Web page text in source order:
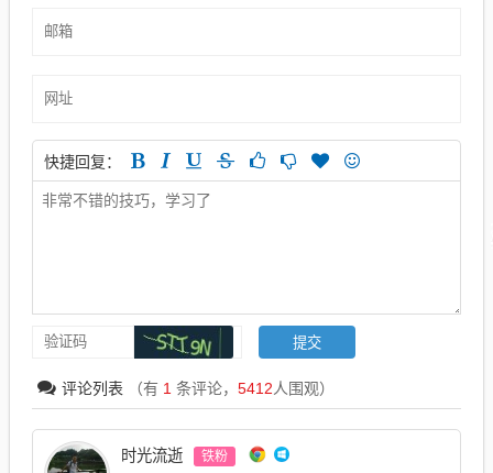
快捷回复：
评论列表 （有 1 条评论， 5412人围观）
时光流逝 铁粉